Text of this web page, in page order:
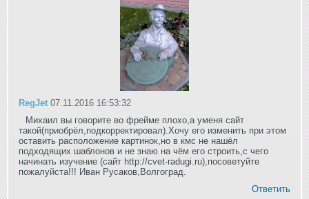
RegJet 07.11.2016 16:53:32
Михаил вы говорите во фрейме плохо,а уменя сайт
такой(приобрёл,подкорректировал).Хочу его изменить при этом
оставить расположение картинок,но в кмс не нашёл
подходящих шаблонов и не знаю на чём его строить,с чего
начинать изучение (сайт http://cvet-radugi.ru),посоветуйте
пожалуйста!!! Иван Русаков,Волгоград.
Ответить